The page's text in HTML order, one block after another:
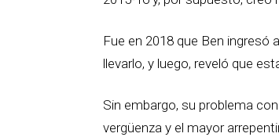
Fue en 2018 que Ben ingresó
llevarlo, y luego, reveló que
Sin embargo, su problema
vergüenza y el mayor